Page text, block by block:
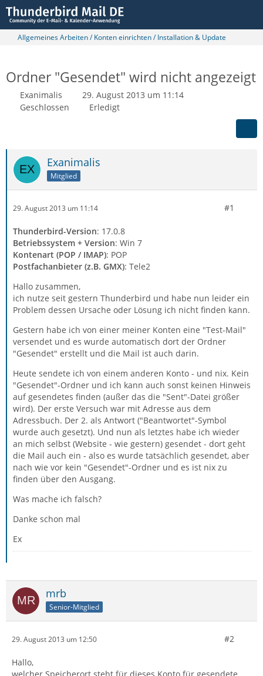
Allgemeines Arbeiten / Konten einrichten / Installation & Update
Ordner "Gesendet" wird nicht angezeigt
Exanimalis
29. August 2013 um 11:14
Geschlossen
Erledigt
Exanimalis
Mitglied
29. August 2013 um 11:14 #1
Thunderbird-Version: 17.0.8
Betriebssystem + Version: Win 7
Kontenart (POP / IMAP): POP
Postfachanbieter (z.B. GMX): Tele2
Hallo zusammen,
ich nutze seit gestern Thunderbird und habe nun leider ein
Problem dessen Ursache oder Lösung ich nicht finden kann.
Gestern habe ich von einer meiner Konten eine "Test-Mail"
versendet und es wurde automatisch dort der Ordner
"Gesendet" erstellt und die Mail ist auch darin.
Heute sendete ich von einem anderen Konto - und nix. Kein
"Gesendet"-Ordner und ich kann auch sonst keinen Hinweis
auf gesendetes finden (außer das die "Sent"-Datei größer
wird). Der erste Versuch war mit Adresse aus dem
Adressbuch. Der 2. als Antwort ("Beantwortet"-Symbol
wurde auch gesetzt). Und nun als letztes habe ich wieder
an mich selbst (Website - wie gestern) gesendet - dort geht
die Mail auch ein - also es wurde tatsächlich gesendet, aber
nach wie vor kein "Gesendet"-Ordner und es ist nix zu
finden über den Ausgang.
Was mache ich falsch?
Danke schon mal
Ex
mrb
Senior-Mitglied
29. August 2013 um 12:50 #2
Hallo,